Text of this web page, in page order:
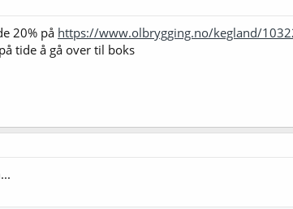
20% på https://www.olbrygging.no/kegland/
tide å gå over til boks